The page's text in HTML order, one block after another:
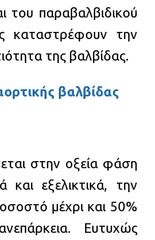
του παραβαλβιδικού
καταστρέφουν την
της βαλβίδας.
βαλβίδας
στην οξεία φάση
εξελικτικά, την
μέχρι και 50%
Ευτυχώς